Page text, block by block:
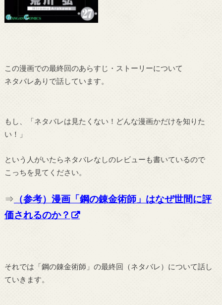
この漫画での最終回のあらすじ・ストーリーについて
ネタバレありで話しています。
もし、「ネタバレは見たくない！どんな漫画かだけを知りた
い！」
という人がいたらネタバレなしのレビューも書いているので
こっちを見てください。
⇒ （参考）漫画「鋼の錬金術師」はなぜ世間に評
価されるのか？
それでは「鋼の錬金術師」の最終回（ネタバレ）について話し
ていきます。